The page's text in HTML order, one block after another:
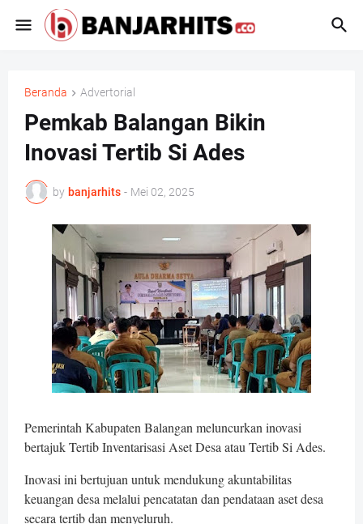
Beranda Advertorial
Pemkab Balangan Bikin
Inovasi Tertib Si Ades
by banjarhits - Mei 02, 2025
Pemerintah Kabupaten Balangan meluncurkan inovasi
bertajuk Tertib Inventarisasi Aset Desa atau Tertib Si Ades.
Inovasi ini bertujuan untuk mendukung akuntabilitas
keuangan desa melalui pencatatan dan pendataan aset desa
secara tertib dan menyeluruh.